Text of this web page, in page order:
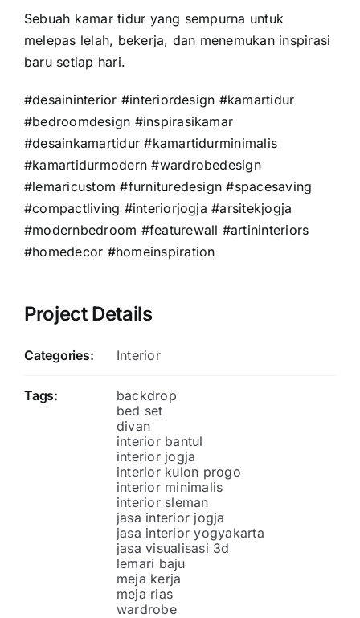
Sebuah kamar tidur yang sempurna untuk
melepas lelah, bekerja, dan menemukan inspirasi
baru setiap hari.
#desaininterior #interiordesign #kamartidur
#bedroomdesign #inspirasikamar
#desainkamartidur #kamartidurminimalis
#kamartidurmodern #wardrobedesign
#lemaricustom #furnituredesign #spacesaving
#compactliving #interiorjogja #arsitekjogja
#modernbedroom #featurewall #artininteriors
#homedecor #homeinspiration
Project Details
Categories: Interior
Tags:
backdrop
bed set
divan
interior bantul
interior jogja
interior kulon progo
interior minimalis
interior sleman
jasa interior jogja
jasa interior yogyakarta
jasa visualisasi 3d
lemari baju
meja kerja
meja rias
wardrobe